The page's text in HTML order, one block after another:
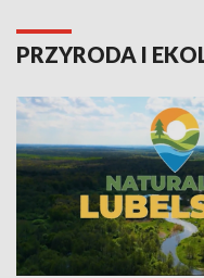
PRZYRODA I